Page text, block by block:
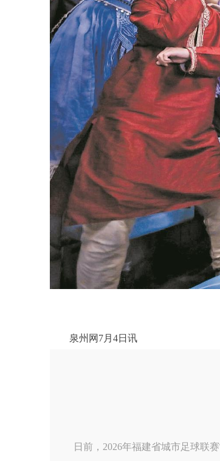
泉州网7月4日讯
日前，2026年福建省城市足球联